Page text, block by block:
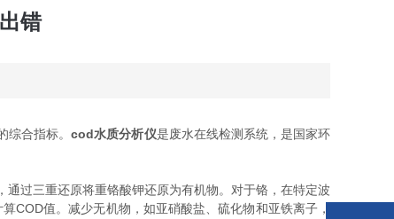
错
综合指标。cod水质分析仪是废水在线检测系统，是国家环
过三重还原将重铬酸钾还原为有机物。对于铬，在特定波
COD值。减少无机物，如亚硝酸盐、硫化物和亚铁离子，